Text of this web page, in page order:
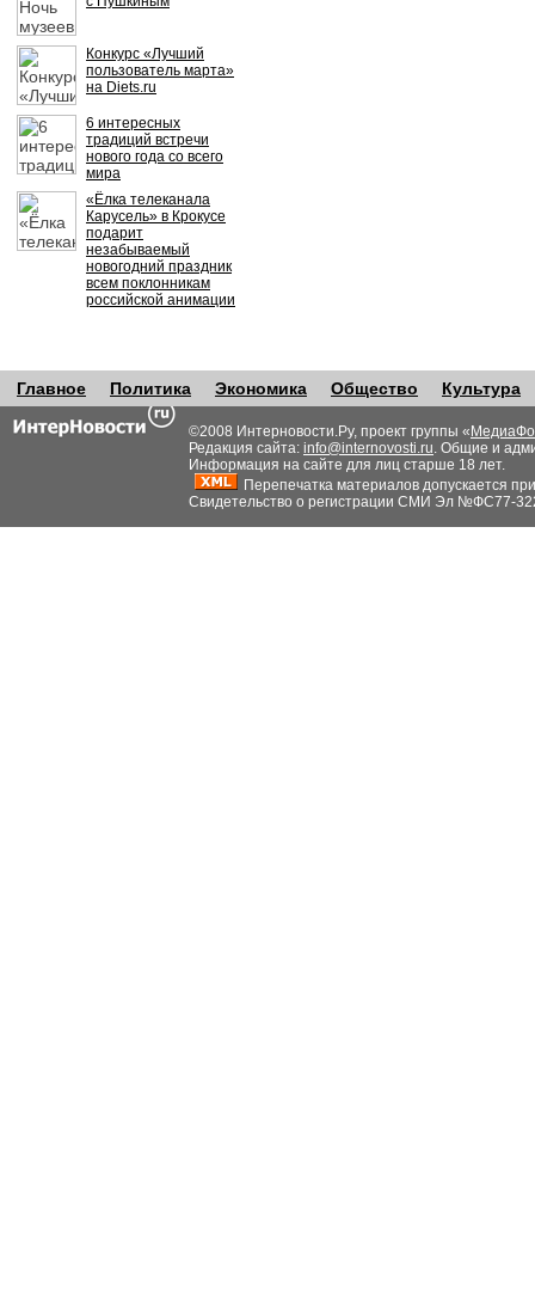
Конкурс «Лучший
пользователь марта»
на Diets.ru
6 интересных
традиций встречи
нового года со всего
мира
«Ёлка телеканала
Карусель» в Крокусе
подарит
незабываемый
новогодний праздник
всем поклонникам
российской анимации
Главное Политика Экономика Общество Культура
©2008 Интерновости.Ру, проект группы «
Редакция сайта: info@internovosti.ru. Общие и
Информация на сайте для лиц старше 18 лет.
Перепечатка материалов допускается
Свидетельство о регистрации СМИ Эл №ФС77-